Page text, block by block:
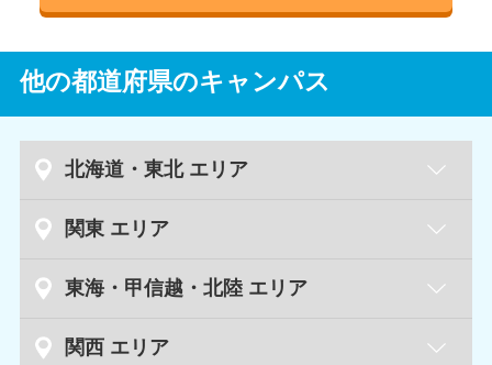
他の都道府県のキャンパス
北海道・東北 エリア
北海道
札幌キャンパス
新札幌キャンパス
青森県
関東 エリア
茨城県
水戸キャンパス
東海・甲信越・北陸 エリア
新潟県
新潟キャンパス
関西 エリア